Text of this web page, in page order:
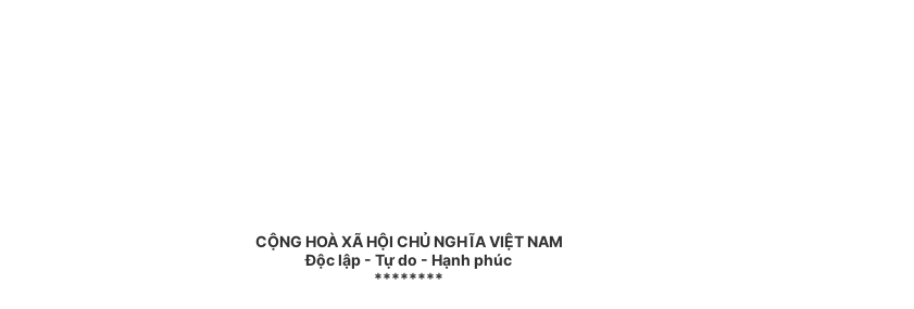
CỘNG HOÀ XÃ HỘI CHỦ NGHĨA VIỆT NAM
Độc lập - Tự do - Hạnh phúc
********